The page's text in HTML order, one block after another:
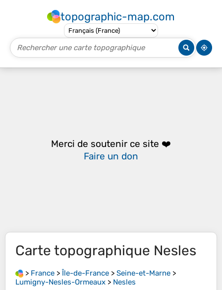
topographic-map.com
Merci de soutenir ce site ❤️
Faire un don
Carte topographique Nesles
> France > Île-de-France > Seine-et-Marne >
Lumigny-Nesles-Ormeaux > Nesles